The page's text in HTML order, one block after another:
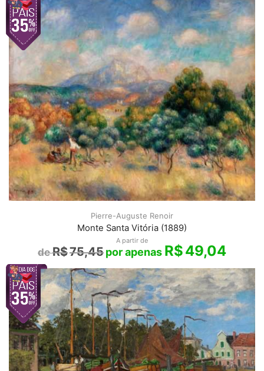
Pierre-Auguste Renoir
Monte Santa Vitória (1889)
A partir de
R$75,45 R$49,04